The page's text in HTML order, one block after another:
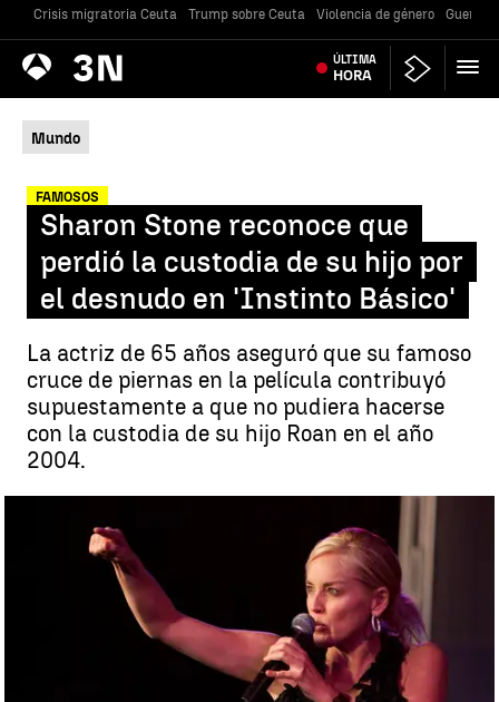
Crisis migratoria Ceuta Trump sobre Ceuta Violencia de género Guerra
Antena
3 Noticias ÚLTIMA
HORA
Mundo
FAMOSOS
Sharon Stone reconoce que
perdió la custodia de su hijo por
el desnudo en 'Instinto Básico'
La actriz de 65 años aseguró que su famoso
cruce de piernas en la película contribuyó
supuestamente a que no pudiera hacerse
con la custodia de su hijo Roan en el año
2004.